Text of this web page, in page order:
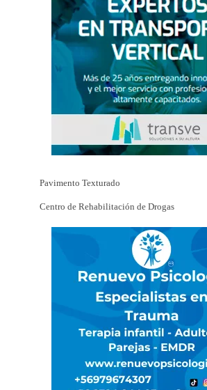
Pavimento Texturado
Centro de Rehabilitación de Drogas